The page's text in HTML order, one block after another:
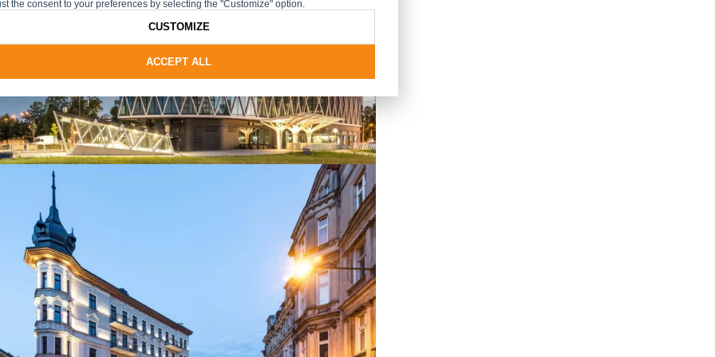
the consent to your preferences by selecting the "Customize" option.
ACCEPT ALL
CUSTOMIZE